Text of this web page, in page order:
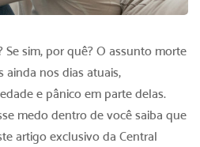
sim, por quê? O assunto morte
ainda nos dias atuais,
e pânico em parte delas.
medo dentro de você saiba que
artigo exclusivo da Central